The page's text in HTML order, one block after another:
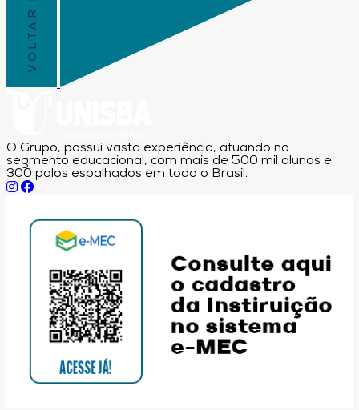
O Grupo, possui vasta experiência, atuando no
segmento educacional, com mais de 500 mil alunos e
300 polos espalhados em todo o Brasil.